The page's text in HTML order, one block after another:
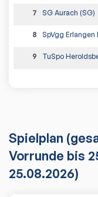
7 SG Aurach (SG)
8 SpVgg Erlangen
9 TuSpo
Spielplan
Vorrunde bis
25.08.2026)